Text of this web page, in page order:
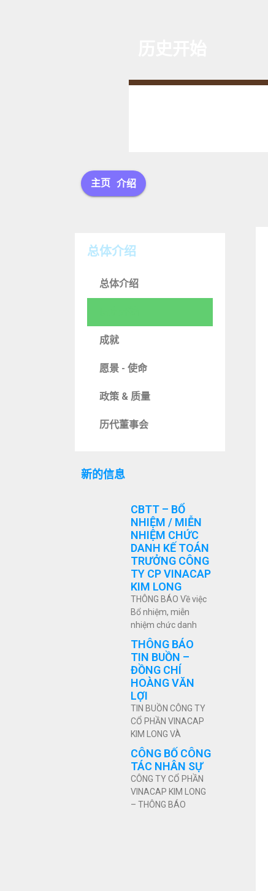
主页 介绍
总体介绍
总体介绍
成就
愿景 - 使命
政策 & 质量
历代董事会
新的信息
CBTT – BỔ
NHIỆM / MIỄN
NHIỆM CHỨC
DANH KẾ TOÁN
TRƯỞNG CÔNG
TY CP VINACAP
KIM LONG
THÔNG BÁO Về việc
Bổ nhiệm, miễn
nhiệm chức danh
THÔNG BÁO
TIN BUỒN –
ĐỒNG CHÍ
HOÀNG VĂN
LỢI
TIN BUỒN CÔNG TY
CỔ PHẦN VINACAP
KIM LONG VÀ
CÔNG BỐ CÔNG
TÁC NHÂN SỰ
CÔNG TY CỔ PHẦN
VINACAP KIM LONG
– THÔNG BÁO